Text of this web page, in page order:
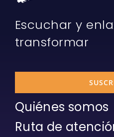
Escuchar y
transformar
Quiénes somos
Ruta de